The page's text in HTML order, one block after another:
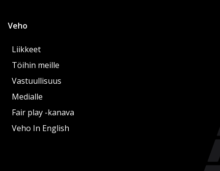
Veho
Liikkeet
Töihin meille
Vastuullisuus
Medialle
Fair play -kanava
Veho In English